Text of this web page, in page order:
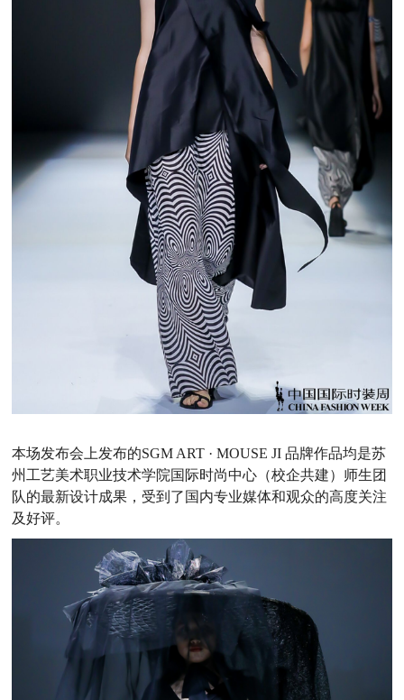
本场发布会上发布的SGM ART · MOUSE JI品牌作品均是苏
州工艺美术职业技术学院国际时尚中心（校企共建）师生团
队的最新设计成果，受到了国内专业媒体和观众的高度关注
及好评。